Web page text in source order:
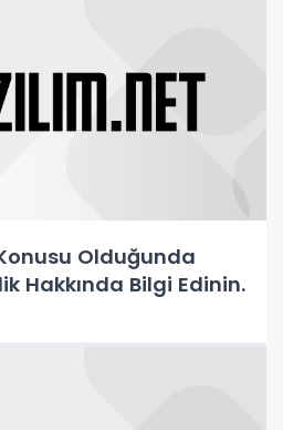
Olduğunda
Hakkında Bilgi Edinin.